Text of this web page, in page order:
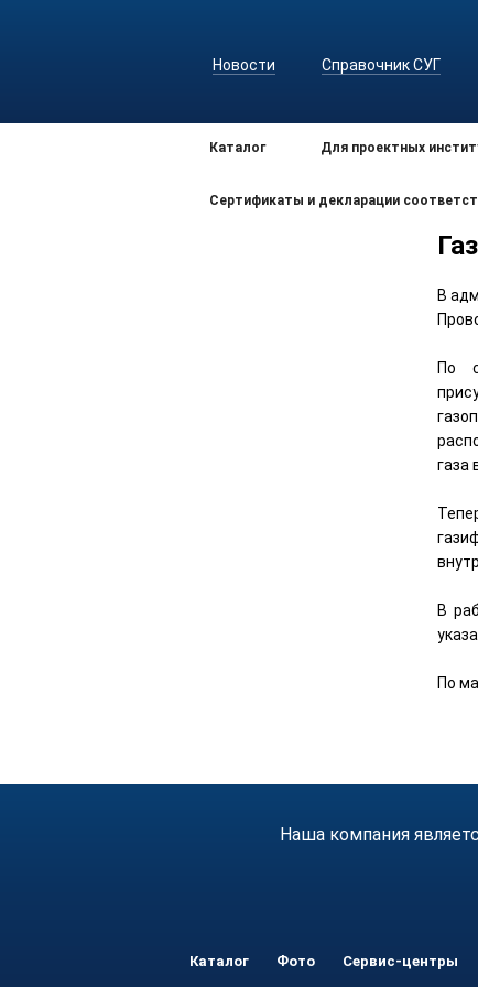
Новости Справочник СУГ
Каталог Для проектных
Сертификаты и декларации
В
По
газа
В
По
Наша компания
Каталог Фото Сервис-центры